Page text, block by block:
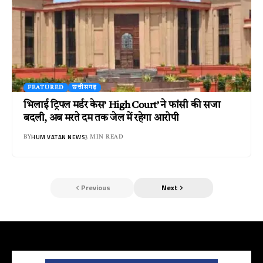
FEATURED छत्तीसगढ़
भिलाई ट्रिपल मर्डर केस’ High Court’ ने फांसी की सजा
बदली, अब मरते दम तक जेल में रहेगा आरोपी
BYHUM VATAN NEWS3 MIN READ
Previous Next